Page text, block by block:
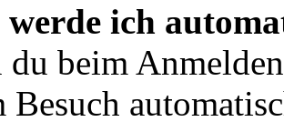
ich
du beim
Besuch